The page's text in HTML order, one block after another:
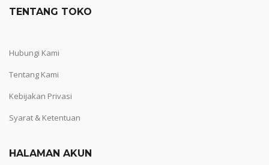
TENTANG TOKO
Hubungi Kami
Tentang Kami
Kebijakan Privasi
Syarat & Ketentuan
HALAMAN AKUN